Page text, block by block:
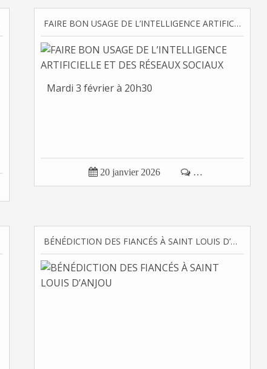
FAIRE BON USAGE DE L’INTELLIGENCE ARTIFICIELLE ET DES RÉSEAUX SOCIAUX
Mardi 3 février à 20h30
 20 janvier 2026  …
BÉNÉDICTION DES FIANCÉS À SAINT LOUIS D’ANJOU